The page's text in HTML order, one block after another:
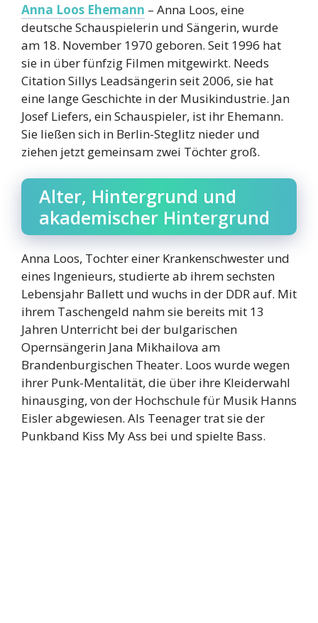
Anna Loos Ehemann – Anna Loos, eine
deutsche Schauspielerin und Sängerin, wurde
am 18. November 1970 geboren. Seit 1996 hat
sie in über fünfzig Filmen mitgewirkt. Needs
Citation Sillys Leadsängerin seit 2006, sie hat
eine lange Geschichte in der Musikindustrie. Jan
Josef Liefers, ein Schauspieler, ist ihr Ehemann.
Sie ließen sich in Berlin-Steglitz nieder und
ziehen jetzt gemeinsam zwei Töchter groß.
Alter, Hintergrund und
akademischer Hintergrund
Anna Loos, Tochter einer Krankenschwester und
eines Ingenieurs, studierte ab ihrem sechsten
Lebensjahr Ballett und wuchs in der DDR auf. Mit
ihrem Taschengeld nahm sie bereits mit 13
Jahren Unterricht bei der bulgarischen
Opernsängerin Jana Mikhailova am
Brandenburgischen Theater. Loos wurde wegen
ihrer Punk-Mentalität, die über ihre Kleiderwahl
hinausging, von der Hochschule für Musik Hanns
Eisler abgewiesen. Als Teenager trat sie der
Punkband Kiss My Ass bei und spielte Bass.